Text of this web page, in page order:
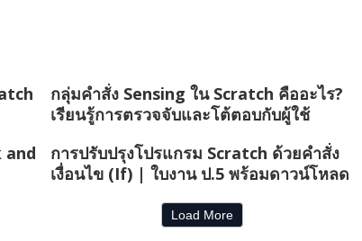
กลุ่มคำสั่ง Sensing ใน Scratch คืออะไร?
เรียนรู้การตรวจจับและโต้ตอบกับผู้ใช้
and
การปรับปรุงโปรแกรม Scratch ด้วยคำสั่ง
เงื่อนไข (If) | ใบงาน ป.5 พร้อมดาวน์โหลด
Load More